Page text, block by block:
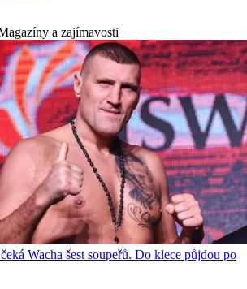
a zajímavosti
Wacha šest soupeřů. Do klece půjdou po